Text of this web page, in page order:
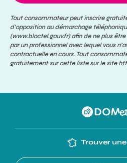
Tout consommateur peut inscrire
d’opposition au démarchage
(www.bloctel.gouv.fr) afin de ne plus
par un professionnel avec lequel vous
contractuelle en cours. Tout
gratuitement sur cette liste sur le site
Trouver